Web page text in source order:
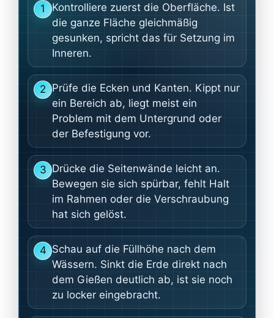
1 Kontrolliere zuerst die Oberfläche. Ist
die ganze Fläche gleichmäßig
gesunken, spricht das für Setzung im
Inneren.
2 Prüfe die Ecken und Kanten. Kippt nur
ein Bereich ab, liegt meist ein
Problem mit dem Untergrund oder
der Befestigung vor.
3 Drücke die Seitenwände leicht an.
Bewegen sie sich spürbar, fehlt Halt
im Rahmen oder die Verschraubung
hat sich gelöst.
4 Schau auf die Füllhöhe nach dem
Wässern. Sinkt die Erde direkt nach
dem Gießen deutlich ab, ist sie noch
zu locker eingebracht.